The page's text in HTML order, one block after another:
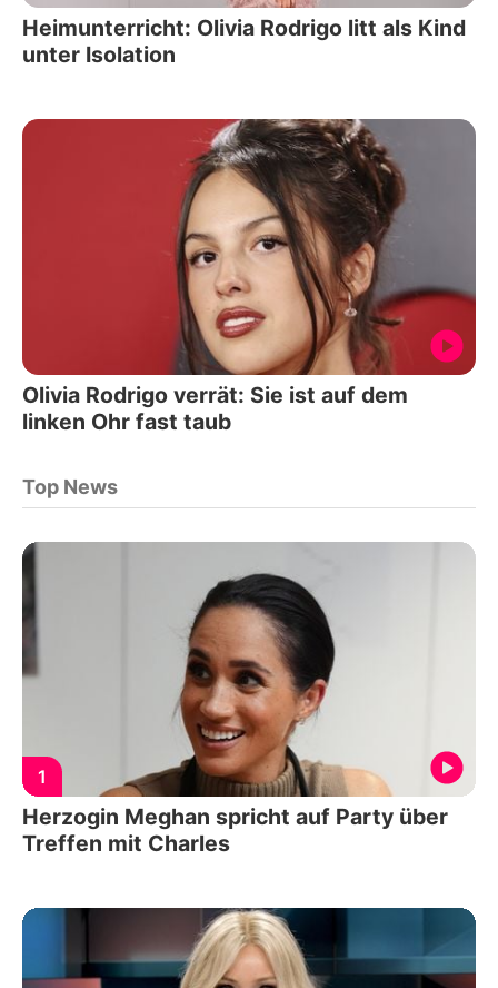
Heimunterricht: Olivia Rodrigo litt als Kind
unter Isolation
Olivia Rodrigo verrät: Sie ist auf dem
linken Ohr fast taub
Top News
1
Herzogin Meghan spricht auf Party über
Treffen mit Charles